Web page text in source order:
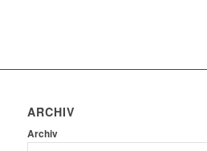
ARCHIV
Archiv